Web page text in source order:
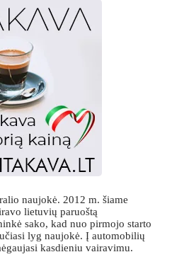
naujokė. 2012 m. šiame
lietuvių paruoštą
sako, kad nuo pirmojo starto
lyg naujokė. Į automobilių
kasdieniu vairavimu.